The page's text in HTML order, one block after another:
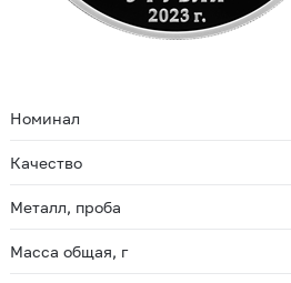
Номинал
Качество
Металл, проба
Масса общая, г